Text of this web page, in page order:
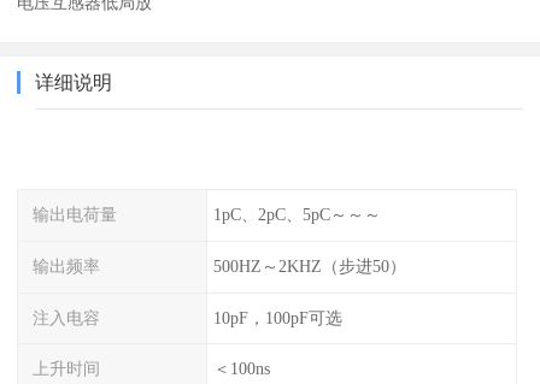
详细说明
输出电荷量 1pC、2pC、5pC～～～
输出频率 500HZ～2KHZ（步进50）
注入电容 10pF，100pF可选
上升时间 ＜100ns